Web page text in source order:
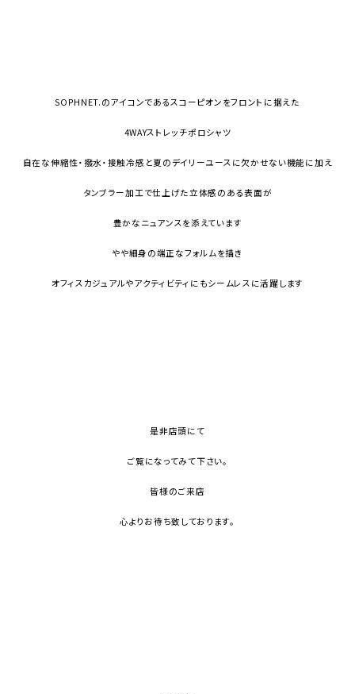
SOPHNET.のアイコンであるスコーピオンをフロントに据えた
4WAYストレッチポロシャツ
自在な伸縮性・撥水・接触冷感と夏のデイリーユースに欠かせない機能に加え
タンブラー加工で仕上げた立体感のある表面が
豊かなニュアンスを添えています
やや細身の端正なフォルムを描き
オフィスカジュアルやアクティビティにもシームレスに活躍します
是非店頭にて
ご覧になってみて下さい。
皆様のご来店
心よりお待ち致しております。